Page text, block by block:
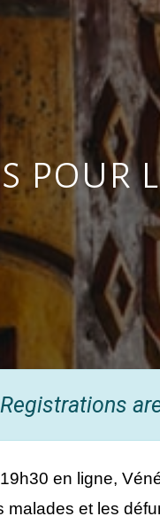
pour
Registrations
en ligne,
malades et les